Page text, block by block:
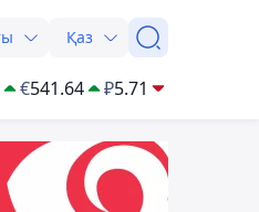
Қаз
€541.64 ₽5.71